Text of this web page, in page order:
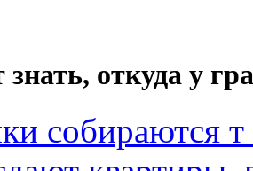
откуда у
собираются